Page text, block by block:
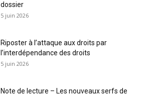
dossier
5 juin 2026
Riposter à l’attaque aux droits par
l’interdépendance des droits
5 juin 2026
Note de lecture – Les nouveaux serfs de